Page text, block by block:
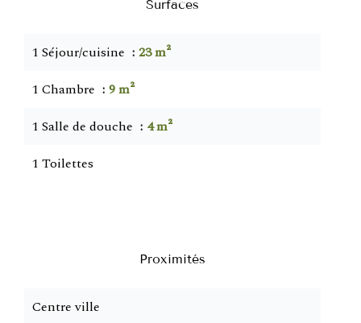
Surfaces
1 Séjour/cuisine
23 m²
1 Chambre
9 m²
1 Salle de douche
4 m²
1 Toilettes
Proximités
Centre ville